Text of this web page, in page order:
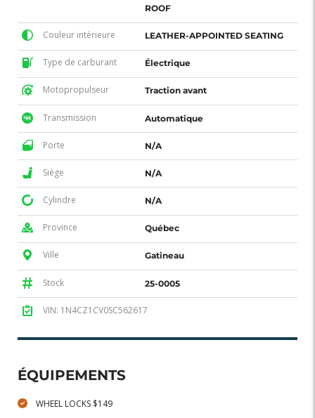
ROOF
Couleur intérieure LEATHER-APPOINTED SEATING
Type de carburant Électrique
Motopropulseur Traction avant
Transmission Automatique
Porte N/A
Siège N/A
Cylindre N/A
Province Québec
Ville Gatineau
Stock 25-0005
VIN: 1N4CZ1CV0SC562617
ÉQUIPEMENTS
WHEEL LOCKS $149